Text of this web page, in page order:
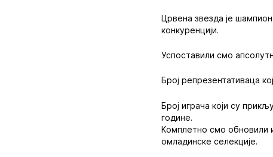
Црвена звезда је шампион
конкуренцији.
Успоставили смо
Број репрезентативаца
Број играча који су
године.
Комплетно смо обновили
омладинске селекције.